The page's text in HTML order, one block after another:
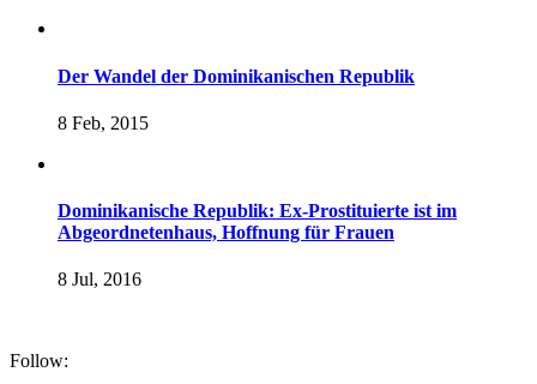
Der Wandel der Dominikanischen Republik
8 Feb, 2015
Dominikanische Republik: Ex-Prostituierte ist im
Abgeordnetenhaus, Hoffnung für Frauen
8 Jul, 2016
Follow: